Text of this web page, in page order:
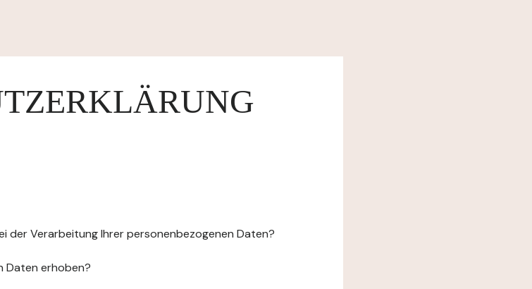
der Verarbeitung Ihrer personenbezogenen Daten?
Daten erhoben?